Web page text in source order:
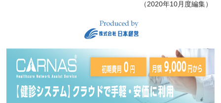
（2020年10月度編集）